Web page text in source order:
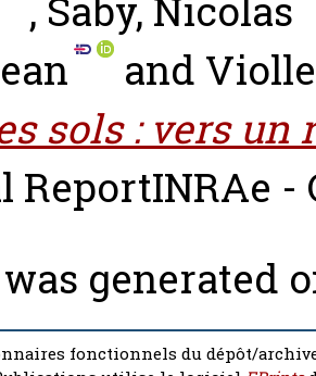
, Saby, Nicolas
and
sols : vers
ReportINRAe -
generated
fonctionnels du dépôt/